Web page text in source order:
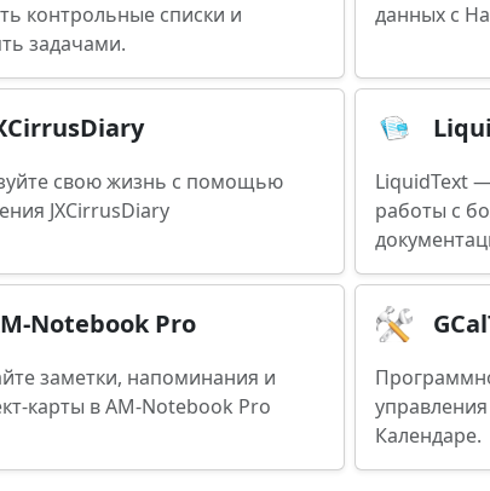
контрольные списки и
задачами.
данных с
свою жизнь с помощью
JXCirrusDiary
LiquidText
работы с
Notebook Pro
заметки, напоминания и
карты в AM-Notebook Pro
Календаре.